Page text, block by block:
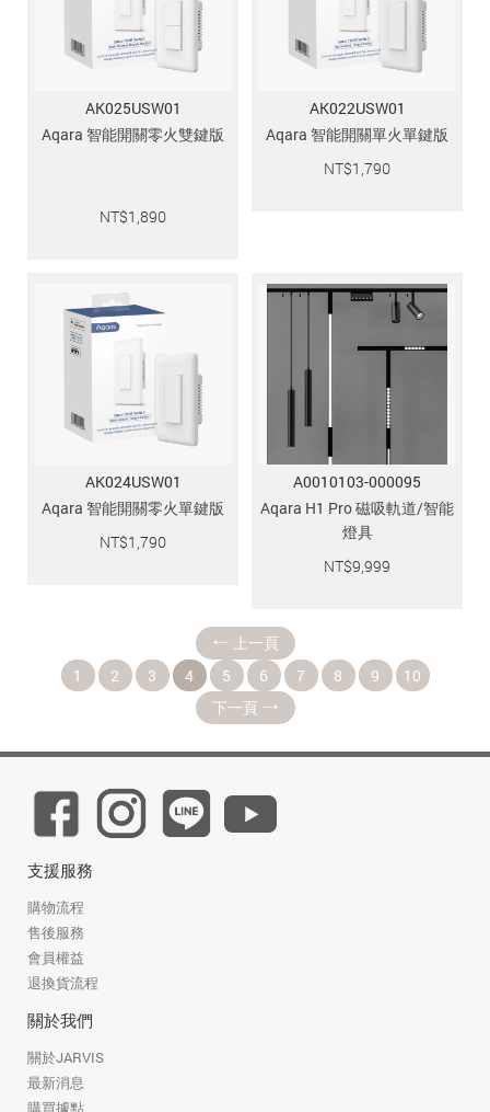
AK025USW01
Aqara 智能開關零火雙鍵版
NT$1,890
AK022USW01
Aqara 智能開關單火單鍵版
NT$1,790
AK024USW01
Aqara 智能開關零火單鍵版
NT$1,790
A0010103-000095
Aqara H1 Pro 磁吸軌道/智能
燈具
NT$9,999
上一頁
1
2 3 4 5 6 7 8 9
10
下一頁
支援服務
購物流程
售後服務
會員權益
退換貨流程
關於我們
關於JARVIS
最新消息
購買據點